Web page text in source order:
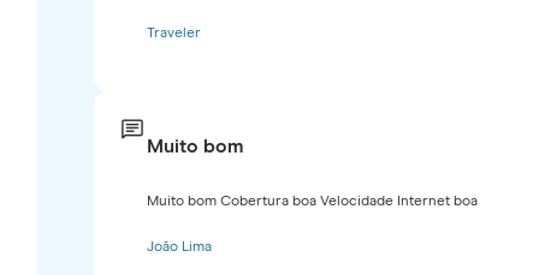
Traveler
Muito bom
Muito bom Cobertura boa Velocidade Internet boa
João Lima